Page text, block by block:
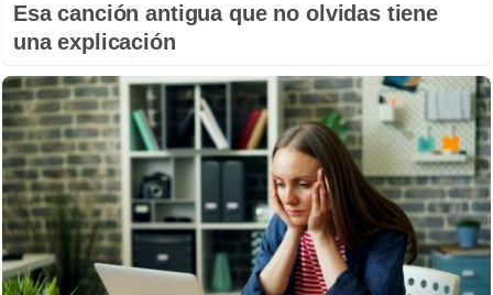
Esa canción antigua que no olvidas tiene
una explicación